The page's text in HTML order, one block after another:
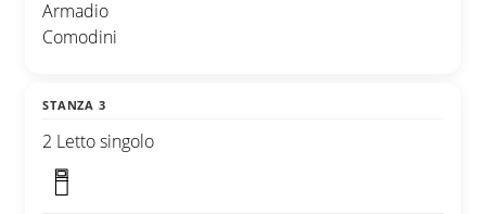
Armadio
Comodini
STANZA 3
2 Letto singolo